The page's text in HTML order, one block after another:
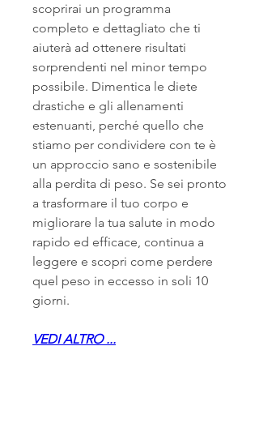
scoprirai un programma
completo e dettagliato che ti
aiuterà ad ottenere risultati
sorprendenti nel minor tempo
possibile. Dimentica le diete
drastiche e gli allenamenti
estenuanti, perché quello che
stiamo per condividere con te è
un approccio sano e sostenibile
alla perdita di peso. Se sei pronto
a trasformare il tuo corpo e
migliorare la tua salute in modo
rapido ed efficace, continua a
leggere e scopri come perdere
quel peso in eccesso in soli 10
giorni.
VEDI ALTRO ...